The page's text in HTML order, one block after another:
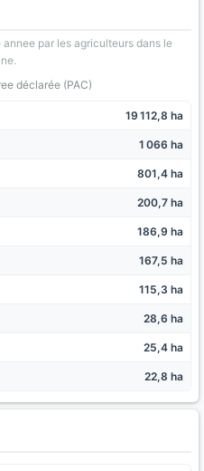
par les agriculteurs dans le
déclarée (PAC)
19 112,8 ha
1 066 ha
801,4 ha
200,7 ha
186,9 ha
167,5 ha
115,3 ha
28,6 ha
25,4 ha
22,8 ha